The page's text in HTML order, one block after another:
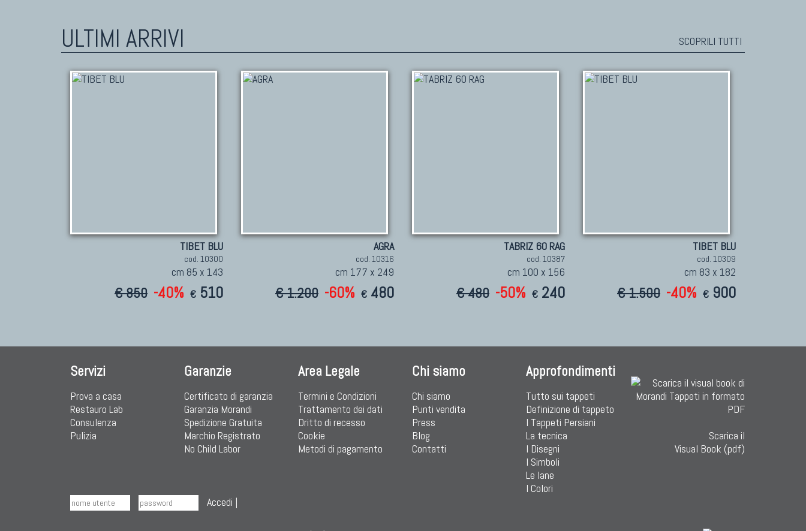
ULTIMI ARRIVI SCOPRILI TUTTI
TIBET BLU
cod. 10300
cm 85 x 143
€ 850 -40% € 510
AGRA
cod. 10316
cm 177 x 249
€ 1.200 -60% € 480
TABRIZ 60 RAG
cod. 10387
cm 100 x 156
€ 480 -50% € 240
TIBET BLU
cod. 10309
cm 83 x 182
€ 1.500 -40% € 900
Servizi
Prova a casa
Restauro Lab
Consulenza
Pulizia
Garanzie
Certificato di garanzia
Garanzia Morandi
Spedizione Gratuita
Marchio Registrato
No Child Labor
Area Legale
Termini e Condizioni
Trattamento dei dati
Dritto di recesso
Cookie
Metodi di pagamento
Chi siamo
Chi siamo
Punti vendita
Press
Blog
Contatti
Approfondimenti
Tutto sui tappeti
Definizione di tappeto
I Tappeti Persiani
La tecnica
I Disegni
I Simboli
Le lane
I Colori
Scarica il
Visual Book (pdf)
Accedi |